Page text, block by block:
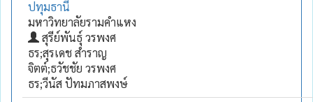
ปทุมธานี
มหาวิทยาลัยรามคำแหง
สุรีย์พันธ์ุ วรพงศ
ธร;สุรเดช สำราญ
จิตต์;ธวัชชัย วรพงศ
ธร;วีนัส ปัทมภาสพงษ์